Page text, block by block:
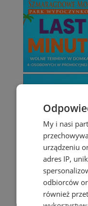
My i nasi
urządzeniu
adres IP,
odbiorców
również